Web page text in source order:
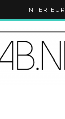
INTERIEUR